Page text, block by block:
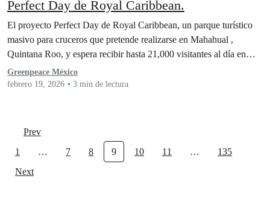
Perfect Day de Royal Caribbean.
El proyecto Perfect Day de Royal Caribbean, un parque turístico
masivo para cruceros que pretende realizarse en Mahahual ,
Quintana Roo, y espera recibir hasta 21,000 visitantes al día en…
Greenpeace México
febrero 19, 2026
3 min de lectura
Prev
1
… 7 8 9 10 11 …
135
Next